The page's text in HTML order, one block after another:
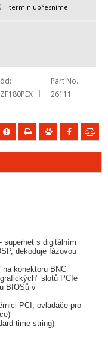
- termín upřesníme
Part No.
26111
superhet s digitálním
dekóduje fázovou
konektoru BNC
slotů PCIe
BIOSů v
PCI, ovladače pro
time string)